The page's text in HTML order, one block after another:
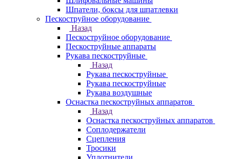
Шпатели, боксы для шпатлевки
Пескоструйное оборудование
Назад
Пескоструйное оборудование
Пескоструйные аппараты
Рукава пескоструйные
Назад
Рукава пескоструйные
Рукава пескоструйные
Рукава воздушные
Оснастка пескоструйных аппаратов
Назад
Оснастка пескоструйных аппаратов
Соплодержатели
Сцепления
Тросики
Уплотнители